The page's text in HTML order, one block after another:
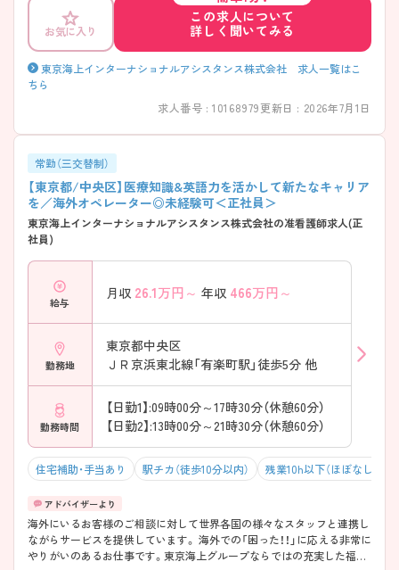
見出せる方、チャレンジ精神旺盛な方、これまで培ってきた医療知識と英
語力を生かして活躍してみませんか？ ご興味のある方は面接対策ポイン
トなどお話致しますのでお気軽にお問い合わせください。
お気に入り
この求人について
詳しく聞いてみる
東京海上インターナショナルアシスタンス株式会社 求人一覧はこ
ちら
求人番号 : 10168979更新日 : 2026年7月1日
常勤（三交替制）
【東京都/中央区】医療知識&英語力を活かして新たなキャリア
を／海外オペレーター◎未経験可＜正社員＞
東京海上インターナショナルアシスタンス株式会社の准看護師求人(正
社員)
給与
月収 26.1万円～ 年収 466万円～
勤務地
東京都中央区
ＪＲ京浜東北線「有楽町駅」徒歩5分 他
勤務時間
【日勤1】:09時00分～17時30分（休憩60分）
【日勤2】:13時00分～21時30分（休憩60分）
住宅補助・手当あり 駅チカ（徒歩10分以内） 残業10h以下（ほぼなし）
海外にいるお客様のご相談に対して世界各国の様々なスタッフと連携し
ながらサービスを提供しています。 海外での「困った！！」に応える非常に
やりがいのあるお仕事です。東京海上グループならではの充実した福利